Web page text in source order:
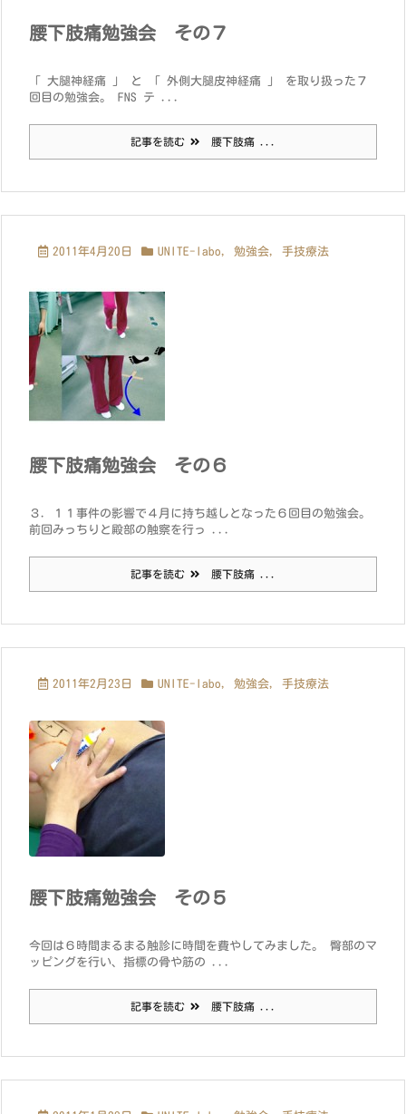
腰下肢痛勉強会 その７
「 大腿神経痛 」 と 「 外側大腿皮神経痛 」 を取り扱った７
回目の勉強会。 FNS テ ...
記事を読む 腰下肢痛 ...
2011年4月20日 UNITE-labo, 勉強会, 手技療法
腰下肢痛勉強会 その６
３．１１事件の影響で４月に持ち越しとなった６回目の勉強会。
前回みっちりと殿部の触察を行っ ...
記事を読む 腰下肢痛 ...
2011年2月23日 UNITE-labo, 勉強会, 手技療法
腰下肢痛勉強会 その５
今回は６時間まるまる触診に時間を費やしてみました。 臀部のマ
ッピングを行い、指標の骨や筋の ...
記事を読む 腰下肢痛 ...